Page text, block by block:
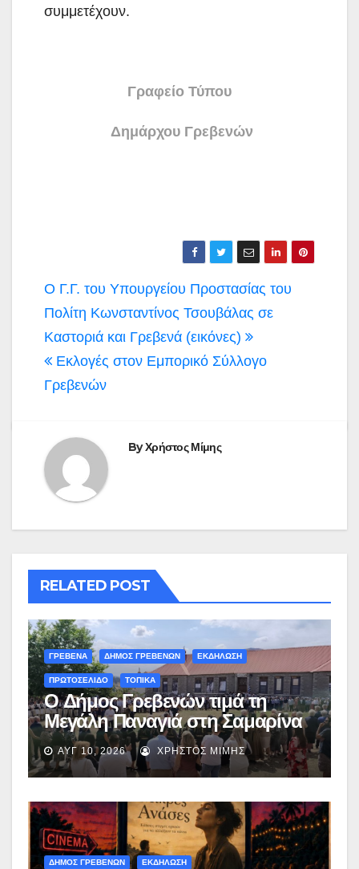
συμμετέχουν.
Γραφείο Τύπου
Δημάρχου Γρεβενών
Πλοήγηση
άρθρων
Ο Γ.Γ. του Υπουργείου Προστασίας του
Πολίτη Κωνσταντίνος Τσουβάλας σε
Καστοριά και Γρεβενά (εικόνες)
Εκλογές στον Εμπορικό Σύλλογο
Γρεβενών
ByΧρήστος Μίμης
RELATED POST
ΓΡΕΒΕΝΑ ΔΗΜΟΣ ΓΡΕΒΕΝΩΝ ΕΚΔΗΛΩΣΗ
ΠΡΩΤΟΣΕΛΙΔΟ ΤΟΠΙΚΑ
Ο Δήμος Γρεβενών τιμά τη
Μεγάλη Παναγιά στη Σαμαρίνα
με Θεία Λειτουργία και
“Τσιάτσιο”
ΑΥΓ 10, 2026 ΧΡΉΣΤΟΣ ΜΊΜΗΣ
ΔΗΜΟΣ ΓΡΕΒΕΝΩΝ ΕΚΔΗΛΩΣΗ